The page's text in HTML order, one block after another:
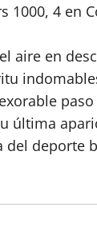
4 en
aire en
última
del deporte